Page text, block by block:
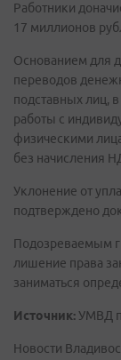
Работники
17 миллионов
Основанием для
переводов
подставных лиц,
работы с
физическими
без начисления
Уклонение от
подтверждено
Подозреваемым
лишение права
заниматься
Источник: УМВД
Новости